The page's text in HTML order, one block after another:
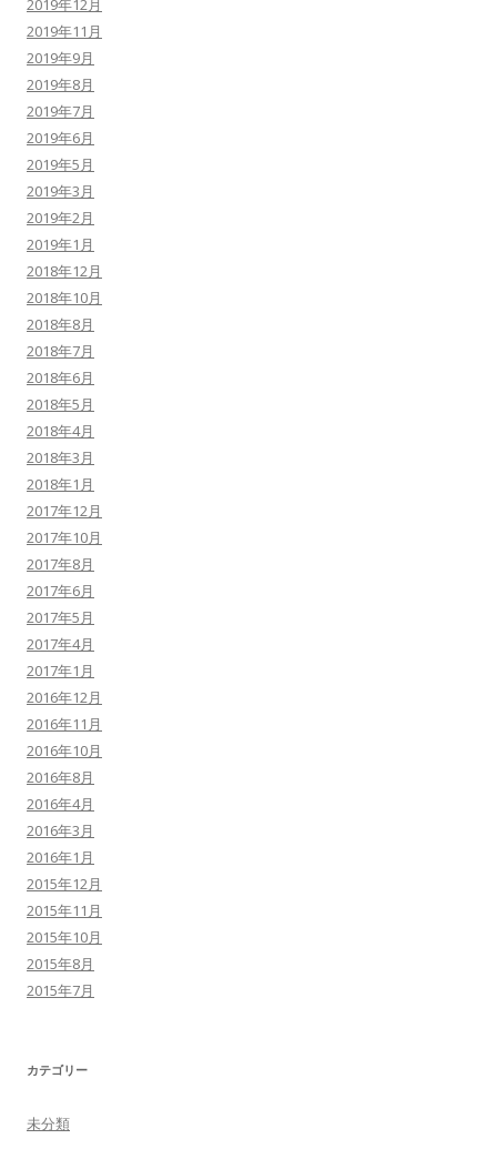
2019年12月
2019年11月
2019年9月
2019年8月
2019年7月
2019年6月
2019年5月
2019年3月
2019年2月
2019年1月
2018年12月
2018年10月
2018年8月
2018年7月
2018年6月
2018年5月
2018年4月
2018年3月
2018年1月
2017年12月
2017年10月
2017年8月
2017年6月
2017年5月
2017年4月
2017年1月
2016年12月
2016年11月
2016年10月
2016年8月
2016年4月
2016年3月
2016年1月
2015年12月
2015年11月
2015年10月
2015年8月
2015年7月
カテゴリー
未分類